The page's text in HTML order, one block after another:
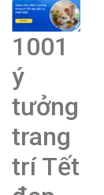
1001
ý
tưởng
trang
trí Tết